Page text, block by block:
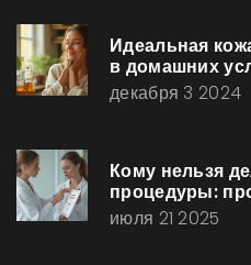
Идеальная
в домашних
декабря 3 2024
Кому нельзя
процедуры:
июля 21 2025